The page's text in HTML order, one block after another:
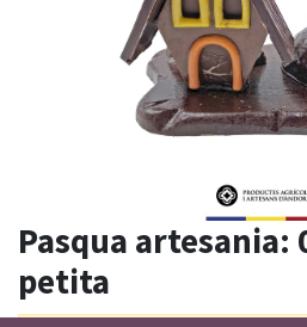
Pasqua artesania:
petita